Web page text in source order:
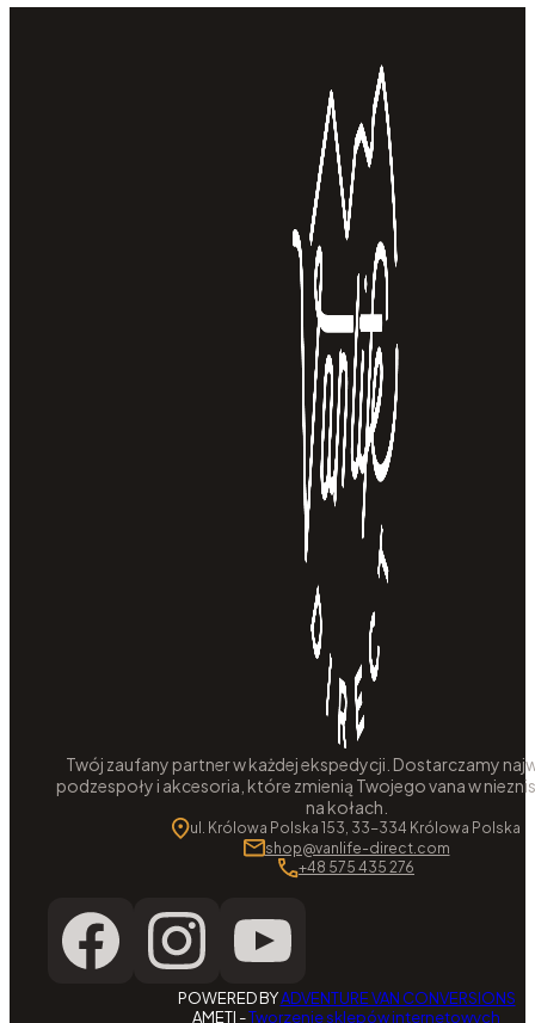
Twój zaufany partner w każdej ekspedycji. Dostarczamy
podzespoły i akcesoria, które zmienią Twojego vana w
na kołach.
ul. Królowa Polska 153, 33-334 Królowa Polska
shop@vanlife-direct.com
+48 575 435 276
POWERED BYADVENTURE VAN CONVERSIONS
AMETI -Tworzenie sklepów internetowych